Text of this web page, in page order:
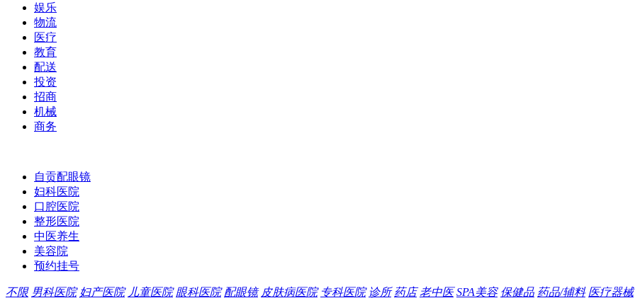
娱乐
物流
医疗
教育
配送
投资
招商
机械
商务
自贡配眼镜
妇科医院
口腔医院
整形医院
中医养生
美容院
预约挂号
不限 男科医院 妇产医院 儿童医院 眼科医院 配眼镜 皮肤病医院 专科医院 诊所 药店 老中医 SPA美容 保健品 药品/辅料 医疗器械